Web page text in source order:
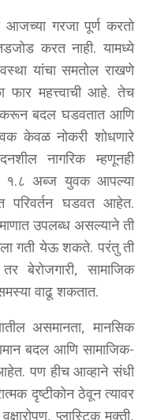
गरजा पूर्ण करतो
करत नाही. यामध्ये
यांचा समतोल राखणे
फार महत्त्वाची आहे. तेच
करून बदल घडवतात आणि
केवळ नोकरी शोधणारे
नागरिक म्हणूनही
१.८ अब्ज युवक आपल्या
परिवर्तन घडवत आहेत.
उपलब्ध असल्याने ती
गती येऊ शकते. परंतु ती
बेरोजगारी, सामाजिक
वाढू शकतात.
असमानता, मानसिक
बदल आणि सामाजिक-
पण हीच आव्हाने संधी
दृष्टीकोन ठेवून त्यावर
प्लास्टिक मुक्ती,